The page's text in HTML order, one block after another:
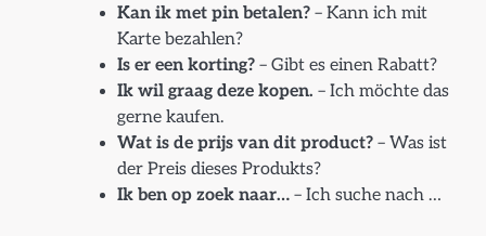
Kan ik met pin betalen? – Kann ich mit
Karte bezahlen?
Is er een korting? – Gibt es einen Rabatt?
Ik wil graag deze kopen. – Ich möchte das
gerne kaufen.
Wat is de prijs van dit product? – Was ist
der Preis dieses Produkts?
Ik ben op zoek naar… – Ich suche nach …